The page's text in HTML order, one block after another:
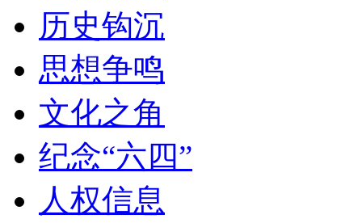
历史钩沉
思想争鸣
文化之角
纪念“六四”
人权信息